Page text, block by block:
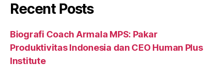
Recent Posts
Biografi Coach Armala MPS: Pakar
Produktivitas Indonesia dan CEO Human Plus
Institute